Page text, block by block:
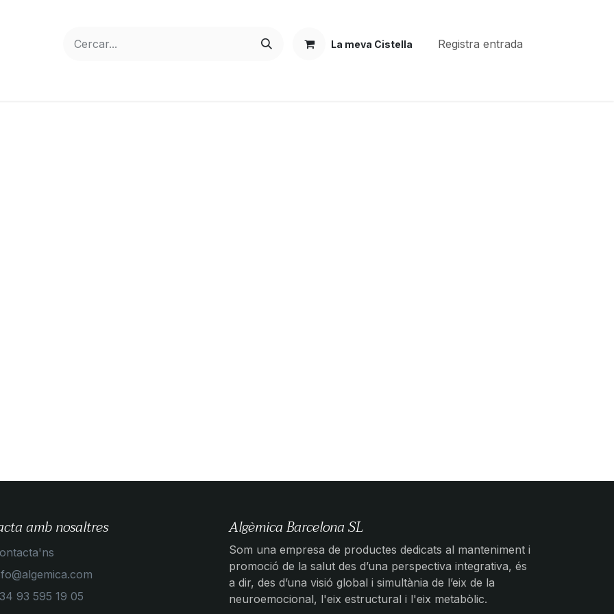
La meva Cistella Registra entrada
amb nosaltres
93 595 19 05
Algèmica Barcelona SL
Som una empresa de productes dedicats al manteniment i
promoció de la salut des d’una perspectiva integrativa, és
a dir, des d’una visió global i simultània de l’eix de la
neuroemocional, l'eix estructural i l'eix metabòlic.